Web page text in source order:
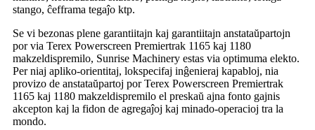
stango, ĉefframa tegaĵo ktp.
Se vi bezonas plene garantiitajn kaj garantiitajn anstataŭpartojn
por via Terex Powerscreen Premiertrak 1165 kaj 1180
makzeldispremilo, Sunrise Machinery estas via optimuma elekto.
Per niaj apliko-orientitaj, lokspecifaj inĝenieraj kapabloj, nia
provizo de anstataŭpartoj por Terex Powerscreen Premiertrak
1165 kaj 1180 makzeldispremilo el preskaŭ ajna fonto gajnis
akcepton kaj la fidon de agregaĵoj kaj minado-operacioj tra la
mondo.